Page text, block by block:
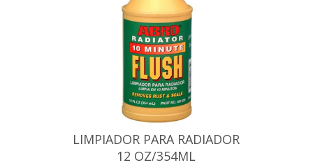
LIMPIADOR PARA RADIADOR
12 OZ/354ML